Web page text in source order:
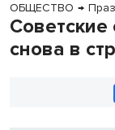
ОБЩЕСТВО →
снова в